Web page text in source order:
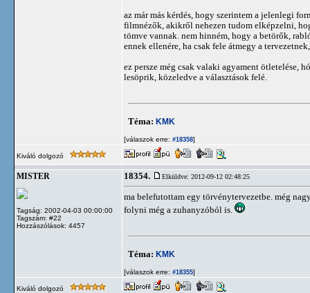
az már más kérdés, hogy szerintem a jelenlegi
filmnézők, akikről nehezen tudom elképzelni,
tömve vannak. nem hinném, hogy a betörők,
ennek ellenére, ha csak fele átmegy a
ez persze még csak valaki agyament ötletelése,
lesöprik, közeledve a választások felé.
Téma: KMK
[válaszok erre: #18358]
Kiváló dolgozó
MISTER
Tagság: 2002-04-03 00:00:00
Tagszám: #22
Hozzászólások: 4457
18354. Elküldve: 2012-09-12 02:48:25
ma belefutottam egy törvénytervezetbe. még
folyni még a zuhanyzóból is.
Téma: KMK
[válaszok erre: #18355]
Kiváló dolgozó